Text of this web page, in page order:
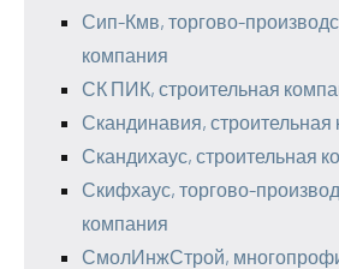
Сип-Кмв, торгово-
компания
СК ПИК, строительная
Скандинавия, строительная
Скандихаус, строительная
Скифхаус, торгово-
компания
СмолИнжСтрой,